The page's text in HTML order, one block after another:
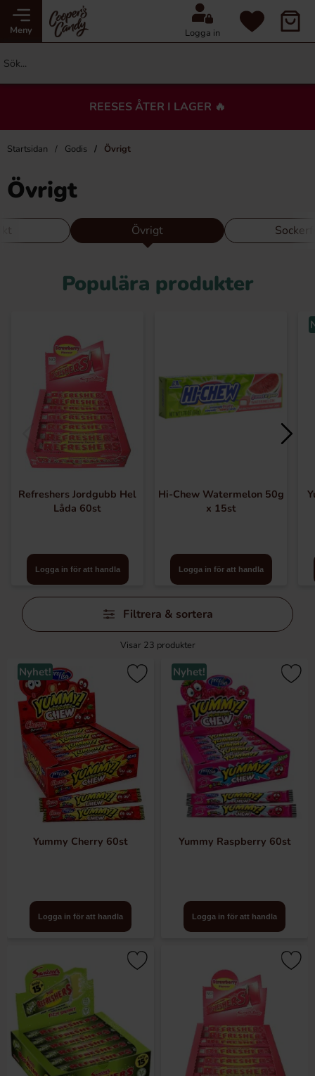
Meny Logga in
REESES ÅTER I LAGER 🔥
Startsidan Godis Övrigt
Övrigt
Övrigt
Populära produkter
Refreshers Jordgubb Hel
Låda 60st
Logga in för att handla
Hi-Chew Watermelon 50g
x 15st
Logga in för att handla
Hoppa
över
filtersektionen
Filtrera & sortera
Visar 23 produkter
Nyhet!
Yummy Cherry 60st
Logga in för att handla
Nyhet!
Yummy Raspberry 60st
Logga in för att handla